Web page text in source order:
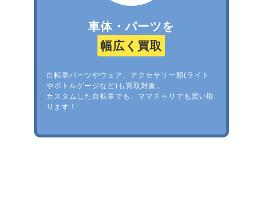
車体・パーツを
幅広く買取
自転車パーツやウェア、アクセサリー類(ライト
やボトルゲージなど)も買取対象。
カスタムした自転車でも、ママチャリでも買い取
ります！